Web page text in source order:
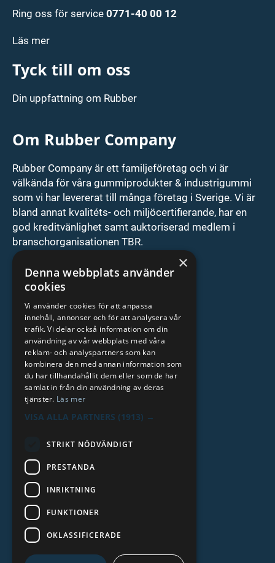
Ring oss för service0771-40 00 12
Läs mer
Tyck till om oss
Din uppfattning om Rubber
Om Rubber Company
Rubber Company är ett familjeföretag och vi är
välkända för våra gummiprodukter & industrigummi
som vi har levererat till många företag i Sverige. Vi är
bland annat kvalitéts- och miljöcertifierande, har en
god kreditvänlighet samt auktoriserad medlem i
branschorganisationen TBR.
ISO9001/ISO14001 cert
Auktoriserat vulkföretag
Grundat 1923
Kreditvärdighet AAA
Läs mer
2026. ALL RIGHTS RESERVED.
POWERED BY EMPORI CMS
×
Denna webbplats använder
cookies
Vi använder cookies för att anpassa
innehåll, annonser och för att analysera vår
trafik. Vi delar också information om din
användning av vår webbplats med våra
reklam- och analyspartners som kan
kombinera den med annan information som
du har tillhandahållit dem eller som de har
samlat in från din användning av deras
tjänster. Läs mer
VISA ALLA PARTNERS (1913) →
STRIKT NÖDVÄNDIGT
PRESTANDA
INRIKTNING
FUNKTIONER
OKLASSIFICERADE